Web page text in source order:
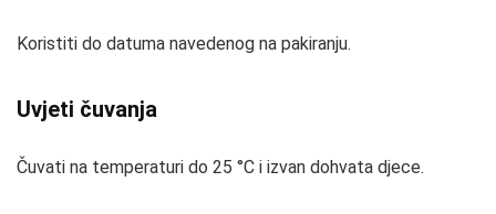
Koristiti do datuma navedenog na pakiranju.
Uvjeti čuvanja
Čuvati na temperaturi do 25 °C i izvan dohvata djece.